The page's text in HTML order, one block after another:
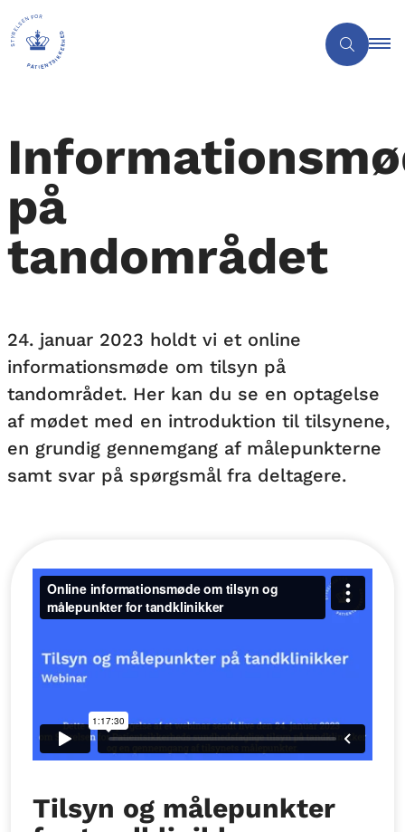
på
tandområdet
24. januar 2023 holdt vi et online
informationsmøde om tilsyn på
tandområdet. Her kan du se en optagelse
af mødet med en introduktion til tilsynene,
en grundig gennemgang af målepunkterne
samt svar på spørgsmål fra deltagere.
Tilsyn og målepunkter